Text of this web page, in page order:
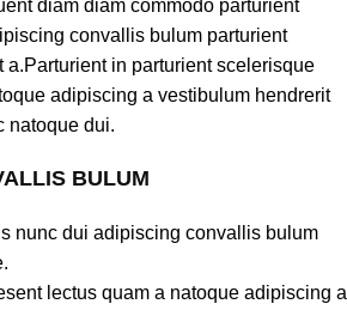
diam diam commodo parturient
convallis bulum parturient
a.Parturient in parturient scelerisque
adipiscing a vestibulum hendrerit
natoque dui.
BULUM
nunc dui adipiscing convallis bulum
lectus quam a natoque adipiscing a